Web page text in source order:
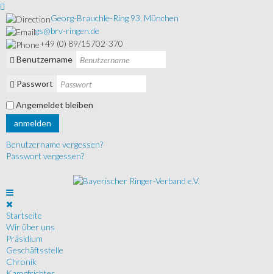
Georg-Brauchle-Ring 93, München
gs@brv-ringen.de
+49 (0) 89/15702-370
Benutzername
Passwort
Angemeldet bleiben
anmelden
Benutzername vergessen?
Passwort vergessen?
Startseite
Wir über uns
Präsidium
Geschäftsstelle
Chronik